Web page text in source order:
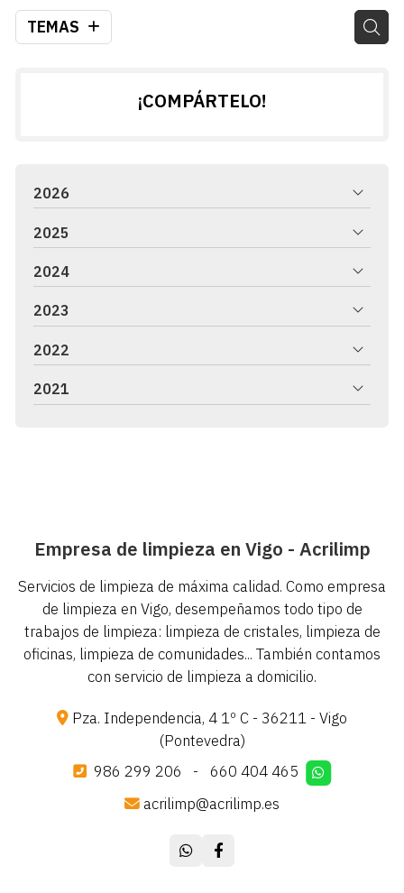
TEMAS
¡COMPÁRTELO!
2026
2025
2024
2023
2022
2021
Empresa de limpieza en Vigo - Acrilimp
Servicios de limpieza de máxima calidad. Como empresa
de limpieza en Vigo, desempeñamos todo tipo de
trabajos de limpieza: limpieza de cristales, limpieza de
oficinas, limpieza de comunidades... También contamos
con servicio de limpieza a domicilio.
Pza. Independencia, 4 1º C - 36211 - Vigo
(Pontevedra)
986 299 206
-
660 404 465
acrilimp@acrilimp.es